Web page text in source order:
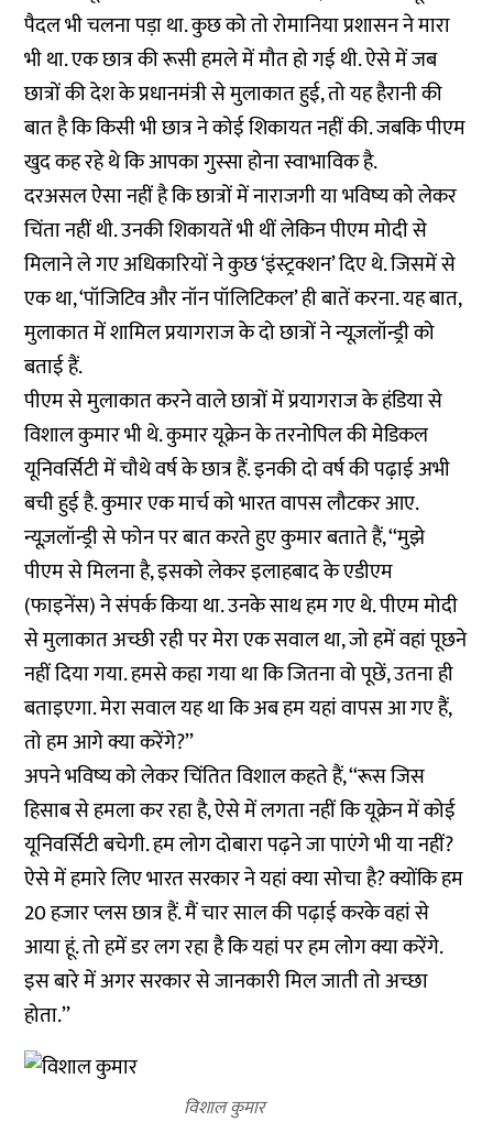
पैदल भी चलना पड़ा था. कुछ को तो रोमानिया प्रशासन ने मारा
भी था. एक छात्र की रूसी हमले में मौत हो गई थी. ऐसे में जब
छात्रों की देश के प्रधानमंत्री से मुलाकात हुई, तो यह हैरानी की
बात है कि किसी भी छात्र ने कोई शिकायत नहीं की. जबकि पीएम
खुद कह रहे थे कि आपका गुस्सा होना स्वाभाविक है.
दरअसल ऐसा नहीं है कि छात्रों में नाराजगी या भविष्य को लेकर
चिंता नहीं थी. उनकी शिकायतें भी थीं लेकिन पीएम मोदी से
मिलाने ले गए अधिकारियों ने कुछ ‘इंस्ट्रक्शन’ दिए थे. जिसमें से
एक था, ‘पॉजिटिव और नॉन पॉलिटिकल’ ही बातें करना. यह बात,
मुलाकात में शामिल प्रयागराज के दो छात्रों ने न्यूज़लॉन्ड्री को
बताई हैं.
पीएम से मुलाकात करने वाले छात्रों में प्रयागराज के हंडिया से
विशाल कुमार भी थे. कुमार यूक्रेन के तरनोपिल की मेडिकल
यूनिवर्सिटी में चौथे वर्ष के छात्र हैं. इनकी दो वर्ष की पढ़ाई अभी
बची हुई है. कुमार एक मार्च को भारत वापस लौटकर आए.
न्यूज़लॉन्ड्री से फोन पर बात करते हुए कुमार बताते हैं, ‘‘मुझे
पीएम से मिलना है, इसको लेकर इलाहबाद के एडीएम
(फाइनेंस) ने संपर्क किया था. उनके साथ हम गए थे. पीएम मोदी
से मुलाकात अच्छी रही पर मेरा एक सवाल था, जो हमें वहां पूछने
नहीं दिया गया. हमसे कहा गया था कि जितना वो पूछें, उतना ही
बताइएगा. मेरा सवाल यह था कि अब हम यहां वापस आ गए हैं,
तो हम आगे क्या करेंगे?’’
अपने भविष्य को लेकर चिंतित विशाल कहते हैं, ‘‘रूस जिस
हिसाब से हमला कर रहा है, ऐसे में लगता नहीं कि यूक्रेन में कोई
यूनिवर्सिटी बचेगी. हम लोग दोबारा पढ़ने जा पाएंगे भी या नहीं?
ऐसे में हमारे लिए भारत सरकार ने यहां क्या सोचा है? क्योंकि हम
20 हजार प्लस छात्र हैं. मैं चार साल की पढ़ाई करके वहां से
आया हूं. तो हमें डर लग रहा है कि यहां पर हम लोग क्या करेंगे.
इस बारे में अगर सरकार से जानकारी मिल जाती तो अच्छा
होता.’’
विशाल कुमार